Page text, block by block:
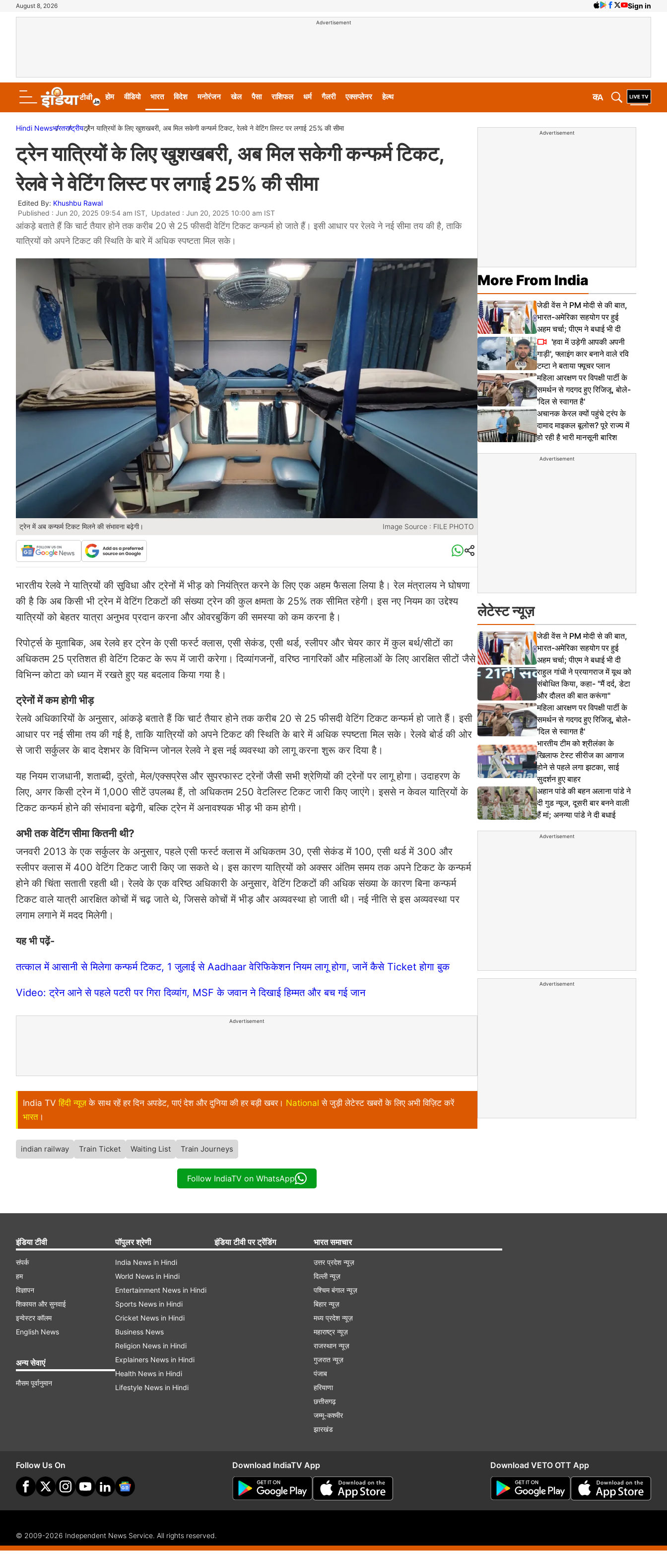
August 8, 2026 Sign in
Advertisement
होम वीडियो भारत विदेश मनोरंजन खेल पैसा राशिफल धर्म गैलरी एक्सप्लेनर हेल्थ A
क
Hindi Newsभारतराष्ट्रीयट्रेन यात्रियों के लिए खुशखबरी, अब मिल सकेगी कन्फर्म टिकट, रेलवे ने वेटिंग लिस्ट पर लगाई 25% की सीमा
ट्रेन यात्रियों के लिए खुशखबरी, अब मिल सकेगी कन्फर्म टिकट,
रेलवे ने वेटिंग लिस्ट पर लगाई 25% की सीमा
Edited By: Khushbu Rawal
Published : Jun 20, 2025 09:54 am IST, Updated : Jun 20, 2025 10:00 am IST
आंकड़े बताते हैं कि चार्ट तैयार होने तक करीब 20 से 25 फीसदी वेटिंग टिकट कन्फर्म हो जाते हैं। इसी आधार पर रेलवे ने नई सीमा तय की है, ताकि
यात्रियों को अपने टिकट की स्थिति के बारे में अधिक स्पष्टता मिल सके।
ट्रेन में अब कन्फर्म टिकट मिलने की संभावना बढ़ेगी। Image Source : FILE PHOTO
भारतीय रेलवे ने यात्रियों की सुविधा और ट्रेनों में भीड़ को नियंत्रित करने के लिए एक अहम फैसला लिया है। रेल मंत्रालय ने घोषणा
की है कि अब किसी भी ट्रेन में वेटिंग टिकटों की संख्या ट्रेन की कुल क्षमता के 25% तक सीमित रहेगी। इस नए नियम का उद्देश्य
यात्रियों को बेहतर यात्रा अनुभव प्रदान करना और ओवरबुकिंग की समस्या को कम करना है।
रिपोर्ट्स के मुताबिक, अब रेलवे हर ट्रेन के एसी फर्स्ट क्लास, एसी सेकंड, एसी थर्ड, स्लीपर और चेयर कार में कुल बर्थ/सीटों का
अधिकतम 25 प्रतिशत ही वेटिंग टिकट के रूप में जारी करेगा। दिव्यांगजनों, वरिष्ठ नागरिकों और महिलाओं के लिए आरक्षित सीटों जैसे
विभिन्न कोटा को ध्यान में रखते हुए यह बदलाव किया गया है।
ट्रेनों में कम होगी भीड़
रेलवे अधिकारियों के अनुसार, आंकड़े बताते हैं कि चार्ट तैयार होने तक करीब 20 से 25 फीसदी वेटिंग टिकट कन्फर्म हो जाते हैं। इसी
आधार पर नई सीमा तय की गई है, ताकि यात्रियों को अपने टिकट की स्थिति के बारे में अधिक स्पष्टता मिल सके। रेलवे बोर्ड की ओर
से जारी सर्कुलर के बाद देशभर के विभिन्न जोनल रेलवे ने इस नई व्यवस्था को लागू करना शुरू कर दिया है।
यह नियम राजधानी, शताब्दी, दुरंतो, मेल/एक्सप्रेस और सुपरफास्ट ट्रेनों जैसी सभी श्रेणियों की ट्रेनों पर लागू होगा। उदाहरण के
लिए, अगर किसी ट्रेन में 1,000 सीटें उपलब्ध हैं, तो अधिकतम 250 वेटलिस्ट टिकट जारी किए जाएंगे। इससे न केवल यात्रियों के
टिकट कन्फर्म होने की संभावना बढ़ेगी, बल्कि ट्रेन में अनावश्यक भीड़ भी कम होगी।
अभी तक वेटिंग सीमा कितनी थी?
जनवरी 2013 के एक सर्कुलर के अनुसार, पहले एसी फर्स्ट क्लास में अधिकतम 30, एसी सेकंड में 100, एसी थर्ड में 300 और
स्लीपर क्लास में 400 वेटिंग टिकट जारी किए जा सकते थे। इस कारण यात्रियों को अक्सर अंतिम समय तक अपने टिकट के कन्फर्म
होने की चिंता सताती रहती थी। रेलवे के एक वरिष्ठ अधिकारी के अनुसार, वेटिंग टिकटों की अधिक संख्या के कारण बिना कन्फर्म
टिकट वाले यात्री आरक्षित कोचों में चढ़ जाते थे, जिससे कोचों में भीड़ और अव्यवस्था हो जाती थी। नई नीति से इस अव्यवस्था पर
लगाम लगाने में मदद मिलेगी।
यह भी पढ़ें-
तत्काल में आसानी से मिलेगा कन्फर्म टिकट, 1 जुलाई से Aadhaar वेरिफिकेशन नियम लागू होगा, जानें कैसे Ticket होगा बुक
Video: ट्रेन आने से पहले पटरी पर गिरा दिव्यांग, MSF के जवान ने दिखाई हिम्मत और बच गई जान
Advertisement
India TV हिंदी न्यूज़ के साथ रहें हर दिन अपडेट, पाएं देश और दुनिया की हर बड़ी खबर। National से जुड़ी लेटेस्ट खबरों के लिए अभी विज़िट करें
भारत ।
indian railway Train Ticket Waiting List Train Journeys
Follow IndiaTV on WhatsApp
Advertisement
More From India
जेडी वेंस ने PM मोदी से की बात,
भारत-अमेरिका सहयोग पर हुई
अहम चर्चा; पीएम ने बधाई भी दी
'हवा में उड़ेगी आपकी अपनी
गाड़ी', फ्लाइंग कार बनाने वाले रवि
टम्टा ने बताया फ्यूचर प्लान
महिला आरक्षण पर विपक्षी पार्टी के
समर्थन से गदगद हुए रिजिजू, बोले-
'दिल से स्वागत है'
अचानक केरल क्यों पहुंचे ट्रंप के
दामाद माइकल बूलोस? पूरे राज्य में
हो रही है भारी मानसूनी बारिश
Advertisement
लेटेस्ट न्यूज़
जेडी वेंस ने PM मोदी से की बात,
भारत-अमेरिका सहयोग पर हुई
अहम चर्चा; पीएम ने बधाई भी दी
राहुल गांधी ने प्रयागराज में यूथ को
संबोधित किया, कहा- "मैं दर्द, डेटा
और दौलत की बात करूंगा"
महिला आरक्षण पर विपक्षी पार्टी के
समर्थन से गदगद हुए रिजिजू, बोले-
'दिल से स्वागत है'
भारतीय टीम को श्रीलंका के
खिलाफ टेस्ट सीरीज का आगाज
होने से पहले लगा झटका, साई
सुदर्शन हुए बाहर
अहान पांडे की बहन अलाना पांडे ने
दी गुड न्यूज, दूसरी बार बनने वाली
हैं मां; अनन्या पांडे ने दी बधाई
Advertisement
Advertisement
इंडिया टीवी
संपर्क
हम
विज्ञापन
शिकायत और सुनवाई
इन्वेस्टर कॉलम
English News
अन्य सेवाएं
मौसम पूर्वानुमान
पॉपुलर श्रेणी
India News in Hindi
World News in Hindi
Entertainment News in Hindi
Sports News in Hindi
Cricket News in Hindi
Business News
Religion News in Hindi
Explainers News in Hindi
Health News in Hindi
Lifestyle News in Hindi
इंडिया टीवी पर ट्रेंडिंग भारत समाचार
उत्तर प्रदेश न्यूज़
दिल्ली न्यूज़
पश्चिम बंगाल न्यूज़
बिहार न्यूज़
मध्य प्रदेश न्यूज़
महाराष्ट्र न्यूज़
राजस्थान न्यूज़
गुजरात न्यूज़
पंजाब
हरियाणा
छत्तीसगढ़
जम्मू-कश्मीर
झारखंड
Follow Us On Download IndiaTV App Download VETO OTT App
© 2009-2026 Independent News Service. All rights reserved.
Site Map
Terms Of Use Privacy Policy CSR Policy Complaint Redressal RSS RIO Distribution